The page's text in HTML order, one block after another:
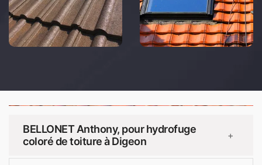
BELLONET Anthony, pour hydrofuge
coloré de toiture à Digeon
+